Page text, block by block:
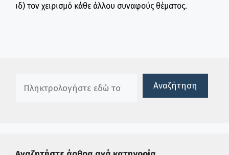
ιδ) τον χειρισμό κάθε άλλου συναφούς θέματος.
Αναζήτηση